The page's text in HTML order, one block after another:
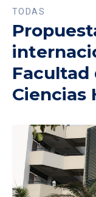
TODAS
Facultad
Ciencias